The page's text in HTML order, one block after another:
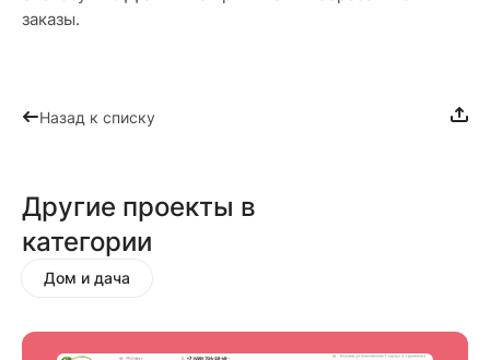
заказы.
Назад к списку
Другие проекты в
категории
Дом и дача